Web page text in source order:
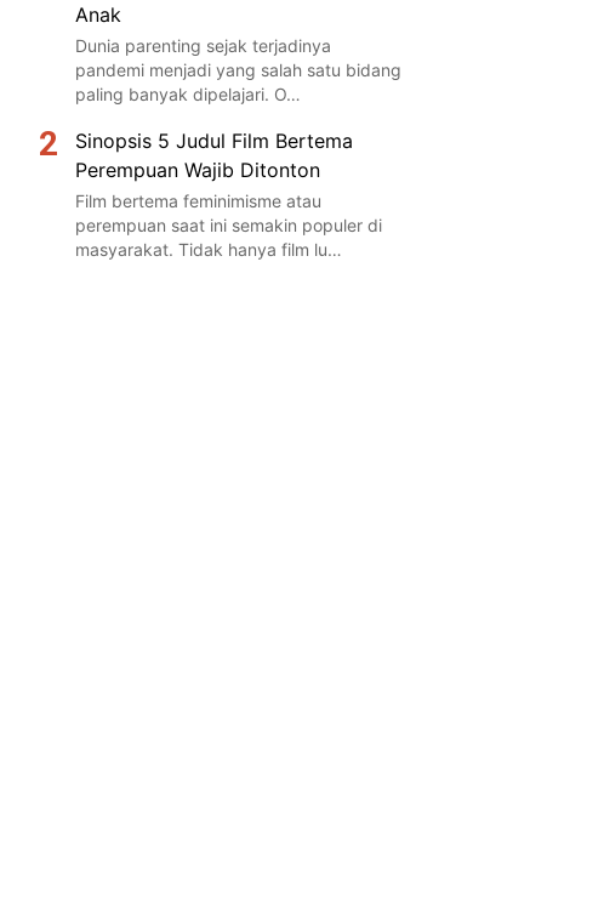
Anak
Dunia parenting sejak terjadinya
pandemi menjadi yang salah satu bidang
paling banyak dipelajari. O…
Sinopsis 5 Judul Film Bertema
Perempuan Wajib Ditonton
Film bertema feminimisme atau
perempuan saat ini semakin populer di
masyarakat. Tidak hanya film lu…